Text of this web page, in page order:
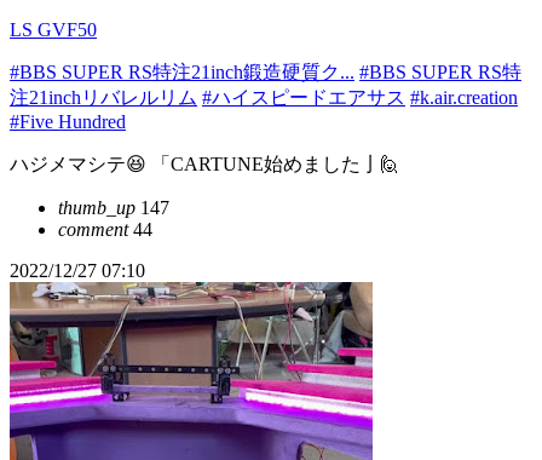
LS GVF50
#BBS SUPER RS特注21inch鍛造硬質ク... #BBS SUPER RS特
注21inchリバレルリム #ハイスピードエアサス #k.air.creation
#Five Hundred
ハジメマシテ😆 「CARTUNE始めました亅🙋
thumb_up 147
comment44
2022/12/27 07:10